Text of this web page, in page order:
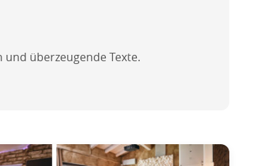
überzeugende Texte.